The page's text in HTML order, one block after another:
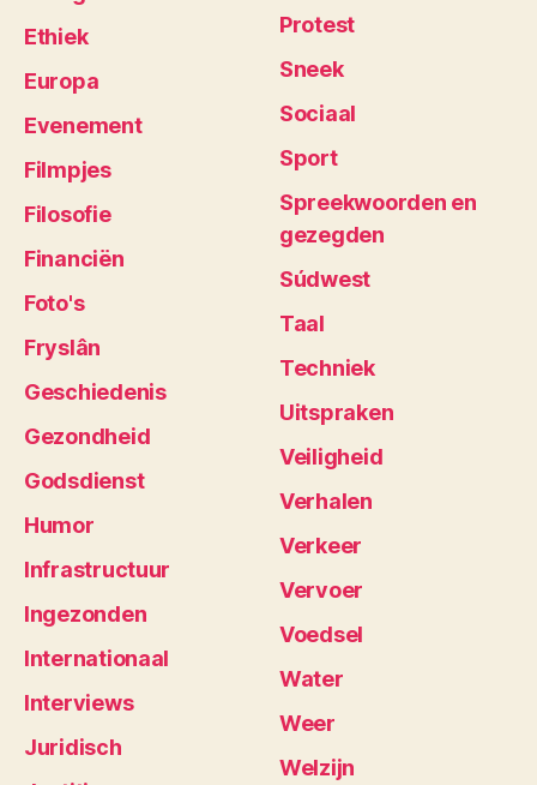
Ethiek
Europa
Evenement
Filmpjes
Filosofie
Financiën
Foto's
Fryslân
Geschiedenis
Gezondheid
Godsdienst
Humor
Infrastructuur
Ingezonden
Internationaal
Interviews
Juridisch
Protest
Sneek
Sociaal
Sport
Spreekwoorden en
gezegden
Súdwest
Taal
Techniek
Uitspraken
Veiligheid
Verhalen
Verkeer
Vervoer
Voedsel
Water
Weer
Welzijn